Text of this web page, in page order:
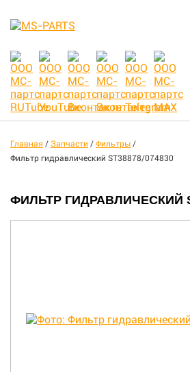
Главная / Запчасти / Фильтры /
Фильтр гидравлический ST38878/074830
ФИЛЬТР ГИДРАВЛИЧЕСКИЙ